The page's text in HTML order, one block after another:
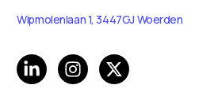
Wipmolenlaan 1, 3447GJ Woerden